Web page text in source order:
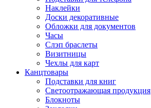
Наклейки
Доски декоративные
Обложки для документов
Часы
Слэп браслеты
Визитницы
Чехлы для карт
Канцтовары
Подставки для книг
Светоотражающая продукция
Блокноты